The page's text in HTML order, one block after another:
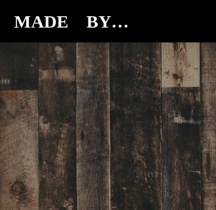
MADE BY…